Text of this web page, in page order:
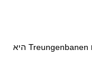
אופניים על הכביש או על מסלולי ההליכה הישנים Treungenbanen היא